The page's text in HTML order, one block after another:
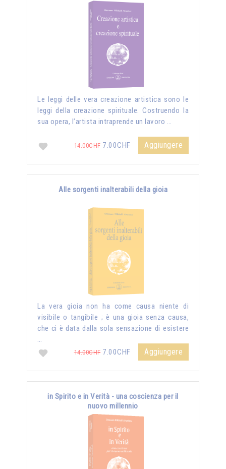
Le leggi delle vera creazione artistica sono le
leggi della creazione spirituale. Costruendo la
sua opera, l’artista intraprende un lavoro …
14.00CHF7.00CHF Aggiungere
Alle sorgenti inalterabili della gioia
La vera gioia non ha come causa niente di
visibile o tangibile ; è una gioia senza causa,
che ci è data dalla sola sensazione di esistere
…
14.00CHF7.00CHF Aggiungere
in Spirito e in Verità - una coscienza per il
nuovo millennio